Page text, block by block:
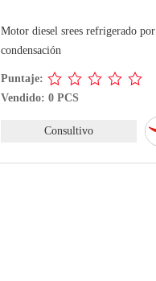
Motor diesel srees refrigerado por
condensación
Puntaje:
Vendido: 0 PCS
Consultivo